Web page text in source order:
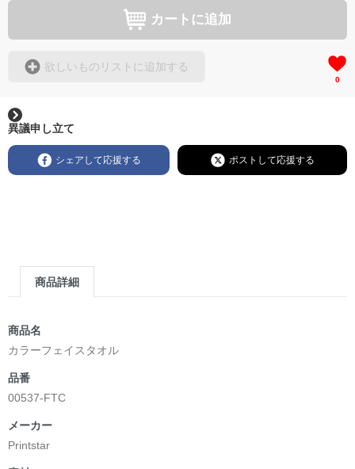
カートに追加
欲しいものリストに追加する
0
異議申し立て
シェアして応援する ポストして応援する
商品詳細
商品名
カラーフェイスタオル
品番
00537-FTC
メーカー
Printstar